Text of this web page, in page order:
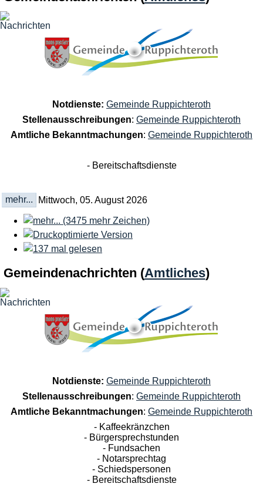
Notdienste: Gemeinde Ruppichteroth
Stellenausschreibungen: Gemeinde Ruppichteroth
Amtliche Bekanntmachungen: Gemeinde Ruppichteroth
- Bereitschaftsdienste
mehr... Mittwoch, 05. August 2026
Gemeindenachrichten (Amtliches)
Notdienste: Gemeinde Ruppichteroth
Stellenausschreibungen: Gemeinde Ruppichteroth
Amtliche Bekanntmachungen: Gemeinde Ruppichteroth
- Kaffeekränzchen
- Bürgersprechstunden
- Fundsachen
- Notarsprechtag
- Schiedspersonen
- Bereitschaftsdienste